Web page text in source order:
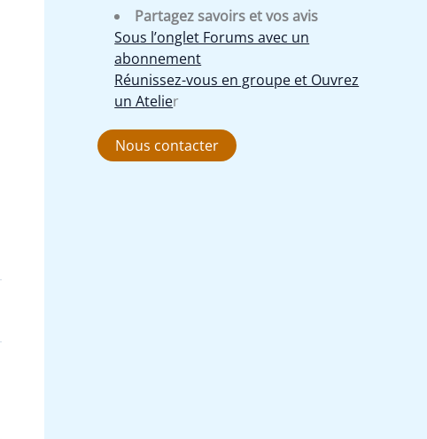
Partagez savoirs et vos avis
Sous l’onglet Forums avec un
abonnement
Réunissez-vous en groupe et Ouvrez
un Atelier
Nous contacter